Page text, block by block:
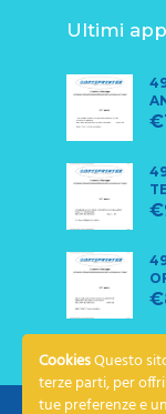
Ultimi
€
€
€
CookiesQuesto
terze parti, per
tue preferenze e